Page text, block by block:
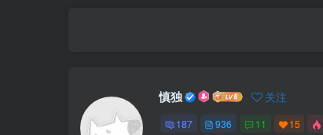
慎独 关注
187 936 11 15